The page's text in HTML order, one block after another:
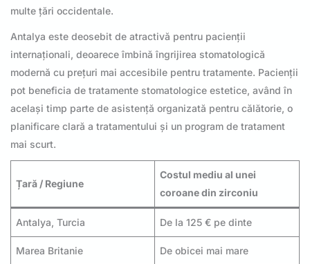
multe țări occidentale.
Antalya este deosebit de atractivă pentru pacienții
internaționali, deoarece îmbină îngrijirea stomatologică
modernă cu prețuri mai accesibile pentru tratamente. Pacienții
pot beneficia de tratamente stomatologice estetice, având în
același timp parte de asistență organizată pentru călătorie, o
planificare clară a tratamentului și un program de tratament
mai scurt.
Țară / Regiune
Costul mediu al unei
coroane din zirconiu
Antalya, Turcia De la 125 € pe dinte
Marea Britanie De obicei mai mare